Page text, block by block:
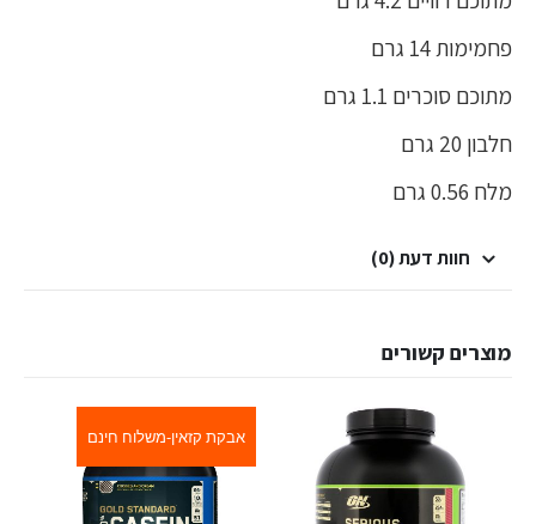
פחמימות 14 גרם
מתוכם סוכרים 1.1 גרם
חלבון 20 גרם
מלח 0.56 גרם
חוות דעת (0)
מוצרים קשורים
אבקת קזאין-משלוח חינם